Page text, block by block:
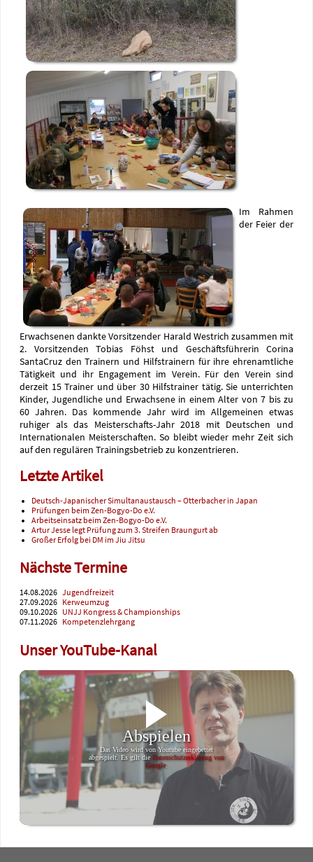
Im Rahmen
der Feier der
Erwachsenen dankte Vorsitzender Harald Westrich zusammen mit
2. Vorsitzenden Tobias Föhst und Geschäftsführerin Corina
SantaCruz den Trainern und Hilfstrainern für ihre ehrenamtliche
Tätigkeit und ihr Engagement im Verein. Für den Verein sind
derzeit 15 Trainer und über 30 Hilfstrainer tätig. Sie unterrichten
Kinder, Jugendliche und Erwachsene in einem Alter von 7 bis zu
60 Jahren. Das kommende Jahr wird im Allgemeinen etwas
ruhiger als das Meisterschafts-Jahr 2018 mit Deutschen und
Internationalen Meisterschaften. So bleibt wieder mehr Zeit sich
auf den regulären Trainingsbetrieb zu konzentrieren.
Letzte Artikel
Deutsch-Japanischer Simultanaustausch – Otterbacher in Japan
Prüfungen beim Zen-Bogyo-Do e.V.
Arbeitseinsatz beim Zen-Bogyo-Do e.V.
Artur Jesse legt Prüfung zum 3. Streifen Braungurt ab
Großer Erfolg bei DM im Jiu Jitsu
Nächste Termine
14.08.2026 Jugendfreizeit
27.09.2026 Kerweumzug
09.10.2026 UNJJ Kongress & Championships
07.11.2026 Kompetenzlehrgang
Unser YouTube-Kanal